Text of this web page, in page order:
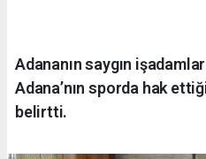
Adananın saygın
Adana’nın sporda hak
belirtti.